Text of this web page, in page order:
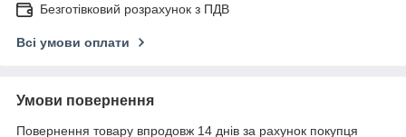
Безготівковий розрахунок з ПДВ
Всі умови оплати
Умови повернення
Повернення товару впродовж 14 днів за рахунок покупця